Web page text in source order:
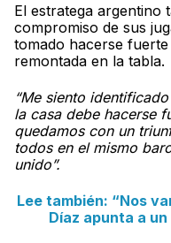
El estratega argentino
compromiso de sus
tomado hacerse
remontada en la tabla.
“Me siento
la casa debe hacerse
quedamos con un
todos en el mismo
unido”.
Lee también: “Nos
Díaz apunta a